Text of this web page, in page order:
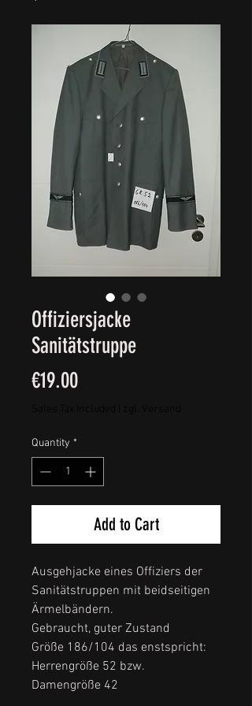
Offiziersjacke
Sanitätstruppe
€19.00Price
Quantity *
Add to Cart
Ausgehjacke eines Offiziers der
Sanitätstruppen mit beidseitigen
Ärmelbändern.
Gebraucht, guter Zustand
Größe 186/104 das enstspricht:
Herrengröße 52 bzw.
Damengröße 42